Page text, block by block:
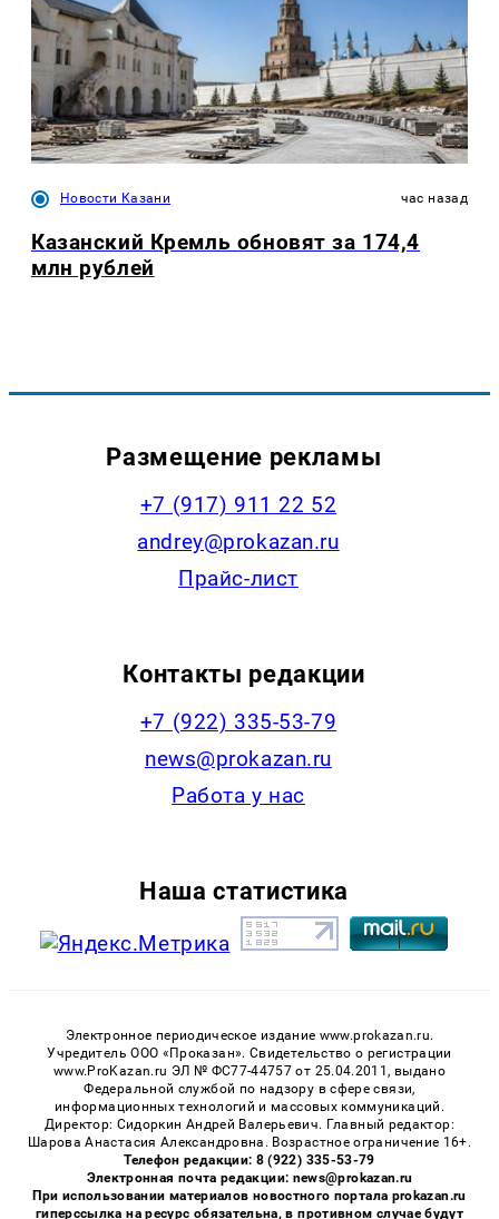
Новости Казани час назад
Казанский Кремль обновят за 174,4
млн рублей
Размещение рекламы
+7 (917) 911 22 52
andrey@prokazan.ru
Прайс-лист
Контакты редакции
+7 (922) 335-53-79
news@prokazan.ru
Работа у нас
Наша статистика
Электронное периодическое издание www.prokazan.ru.
Учредитель ООО «Проказан». Cвидетельство о регистрации
www.ProKazan.ru ЭЛ № ФС77-44757 от 25.04.2011, выдано
Федеральной службой по надзору в сфере связи,
информационных технологий и массовых коммуникаций.
Директор: Сидоркин Андрей Валерьевич. Главный редактор:
Шарова Анастасия Александровна. Возрастное ограничение 16+.
Телефон редакции: 8 (922) 335-53-79
Электронная почта редакции: news@prokazan.ru
При использовании материалов новостного портала prokazan.ru
гиперссылка на ресурс обязательна, в противном случае будут